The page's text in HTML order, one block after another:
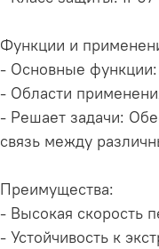
Функции и
- Основные
- Области
- Решает задачи:
связь между
Преимущества:
- Высокая скорость
- Устойчивость к